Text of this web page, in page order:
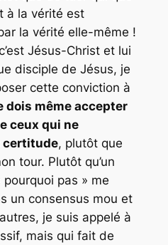
à la vérité est
la vérité elle-même !
Jésus-Christ et lui
disciple de Jésus, je
cette conviction à
dois même accepter
ceux qui ne
certitude, plutôt que
tour. Plutôt qu’un
pas » me
un consensus mou et
je suis appelé à
mais qui fait de